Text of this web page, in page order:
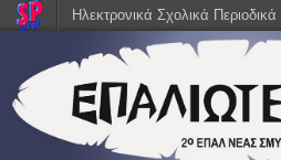
Ηλεκτρονικά Σχολικά